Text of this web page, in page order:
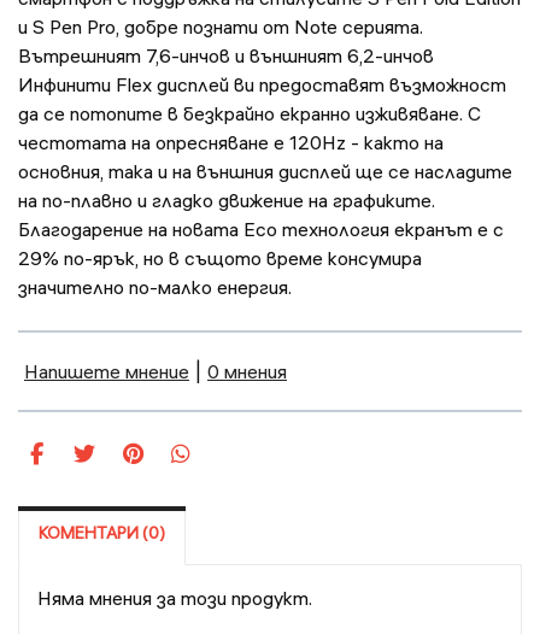
и S Pen Pro, добре познати от Note серията.
Вътрешният 7,6-инчов и външният 6,2-инчов
Инфинити Flex дисплей ви предоставят възможност
да се потопите в безкрайно екранно изживяване. С
честотата на опресняване е 120Hz - както на
основния, така и на външния дисплей ще се насладите
на по-плавно и гладко движение на графиките.
Благодарение на новата Eco технология екранът е с
29% по-ярък, но в същото време консумира
значително по-малко енергия.
Напишете мнение 0 мнения
КОМЕНТАРИ (0)
Няма мнения за този продукт.